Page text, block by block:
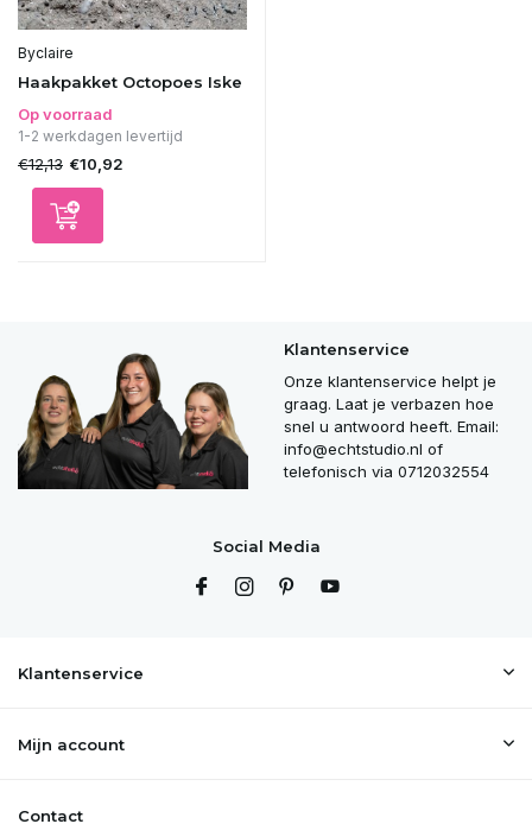
Byclaire
Haakpakket Octopoes Iske
Op voorraad
1-2 werkdagen levertijd
€12,13 €10,92
Klantenservice
Onze klantenservice helpt je
graag. Laat je verbazen hoe
snel u antwoord heeft. Email:
info@echtstudio.nl of
telefonisch via 0712032554
Social Media
Klantenservice
Mijn account
Contact